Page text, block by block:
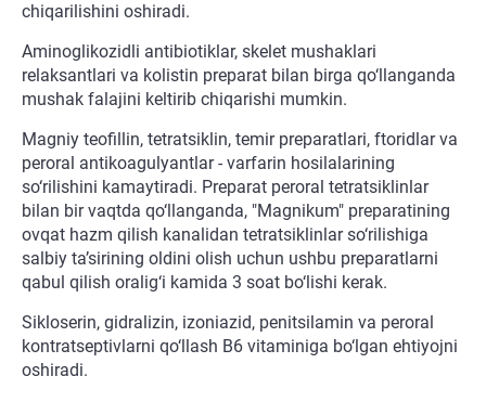
chiqarilishini oshiradi.
Aminoglikozidli antibiotiklar, skelet mushaklari
relaksantlari va kolistin preparat bilan birga qo‘llanganda
mushak falajini keltirib chiqarishi mumkin.
Magniy teofillin, tetratsiklin, temir preparatlari, ftoridlar va
peroral antikoagulyantlar - varfarin hosilalarining
so‘rilishini kamaytiradi. Preparat peroral tetratsiklinlar
bilan bir vaqtda qo‘llanganda, "Magnikum" preparatining
ovqat hazm qilish kanalidan tetratsiklinlar so‘rilishiga
salbiy ta’sirining oldini olish uchun ushbu preparatlarni
qabul qilish oralig‘i kamida 3 soat bo‘lishi kerak.
Sikloserin, gidralizin, izoniazid, penitsilamin va peroral
kontratseptivlarni qo‘llash B6 vitaminiga bo‘lgan ehtiyojni
oshiradi.